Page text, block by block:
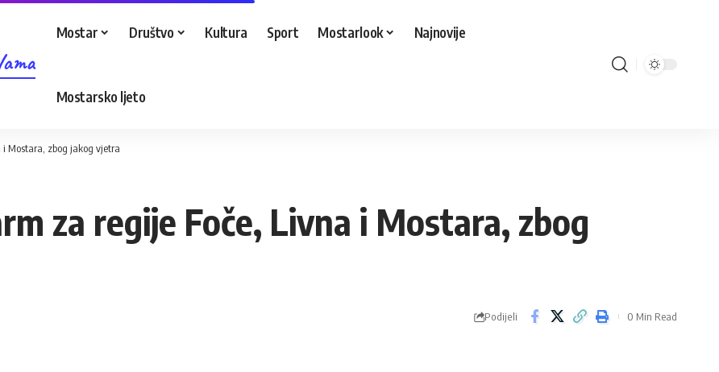
Mostar Društvo Kultura Sport Mostarlook Najnovije
Mostarsko ljeto
Mostara, zbog jakog vjetra
za regije Foče, Livna i Mostara, zbog
Podijeli 0 Min Read